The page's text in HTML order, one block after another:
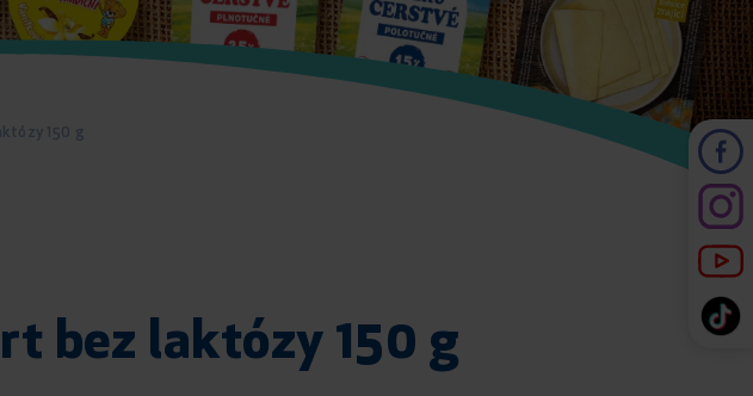
150 g
bez laktózy 150 g